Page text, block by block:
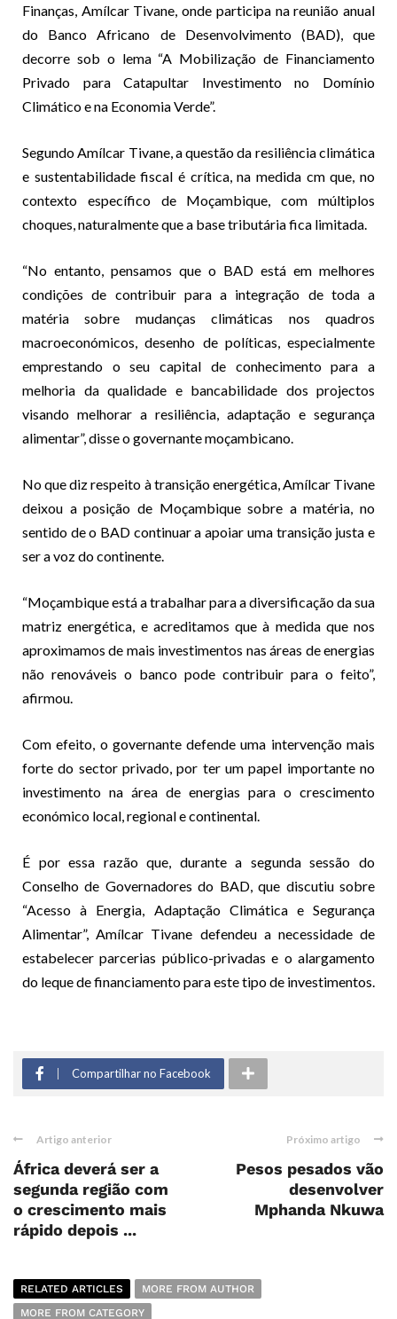
Finanças, Amílcar Tivane, onde participa na reunião anual
do Banco Africano de Desenvolvimento (BAD), que
decorre sob o lema “A Mobilização de Financiamento
Privado para Catapultar Investimento no Domínio
Climático e na Economia Verde”.
Segundo Amílcar Tivane, a questão da resiliência climática
e sustentabilidade fiscal é crítica, na medida cm que, no
contexto específico de Moçambique, com múltiplos
choques, naturalmente que a base tributária fica limitada.
“No entanto, pensamos que o BAD está em melhores
condições de contribuir para a integração de toda a
matéria sobre mudanças climáticas nos quadros
macroeconómicos, desenho de políticas, especialmente
emprestando o seu capital de conhecimento para a
melhoria da qualidade e bancabilidade dos projectos
visando melhorar a resiliência, adaptação e segurança
alimentar”, disse o governante moçambicano.
No que diz respeito à transição energética, Amílcar Tivane
deixou a posição de Moçambique sobre a matéria, no
sentido de o BAD continuar a apoiar uma transição justa e
ser a voz do continente.
“Moçambique está a trabalhar para a diversificação da sua
matriz energética, e acreditamos que à medida que nos
aproximamos de mais investimentos nas áreas de energias
não renováveis o banco pode contribuir para o feito”,
afirmou.
Com efeito, o governante defende uma intervenção mais
forte do sector privado, por ter um papel importante no
investimento na área de energias para o crescimento
económico local, regional e continental.
É por essa razão que, durante a segunda sessão do
Conselho de Governadores do BAD, que discutiu sobre
“Acesso à Energia, Adaptação Climática e Segurança
Alimentar”, Amílcar Tivane defendeu a necessidade de
estabelecer parcerias público-privadas e o alargamento
do leque de financiamento para este tipo de investimentos.
Compartilhar no Facebook
Artigo anterior
África deverá ser a
segunda região com
o crescimento mais
rápido depois ...
Próximo artigo
Pesos pesados vão
desenvolver
Mphanda Nkuwa
RELATED ARTICLES
MORE FROM AUTHOR
MORE FROM CATEGORY